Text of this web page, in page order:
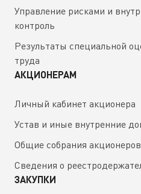
Управление рисками и
контроль
Результаты специальной
труда
АКЦИОНЕРАМ
Личный кабинет акционера
Устав и иные внутренние
Общие собрания акционеров
Сведения о
ЗАКУПКИ